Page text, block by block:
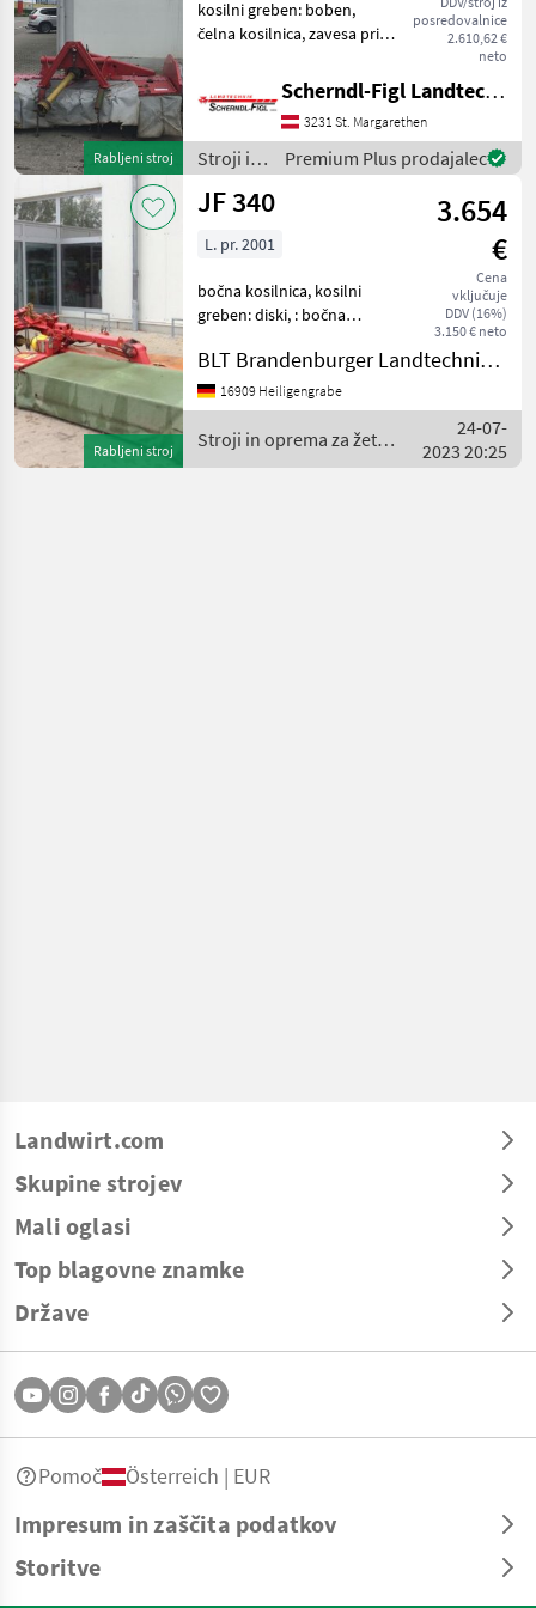
Rabljeni stroj
posredovalnice
2.610,62 €
neto
kosilni greben: boben,
čelna kosilnica, zavesa pri
žetev in spravilo Kosilnica
Scherndl-Figl Landtechnik
3231 St. Margarethen
Stroji in
oprema
za žetev
spravilo
Premium Plus prodajalec
Rabljeni stroj
JF 340
3.654
€
Cena
vključuje
DDV (16%)
3.150 € neto
L. pr. 2001
bočna kosilnica, kosilni
greben: diski, : bočna
žetev in spravilo Kosilnica
BLT Brandenburger Landtechnik GmbH
16909 Heiligengrabe
Stroji in oprema za žetev
in spravilo / JF
24-07-
2023 20:25
Landwirt.com
Skupine strojev
Mali oglasi
Top blagovne znamke
Države
Impresum in zaščita podatkov
Storitve
Pomoč Österreich | EUR